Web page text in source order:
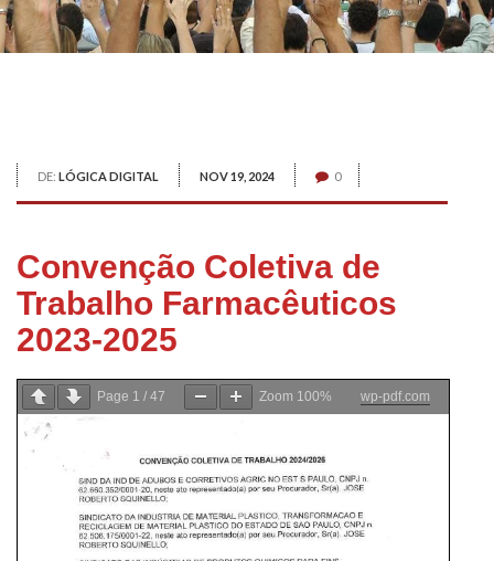
DE: LÓGICA DIGITAL NOV 19, 2024 0
Convenção Coletiva de
Trabalho Farmacêuticos
2023-2025
Page 1 / 47 Zoom 100% wp-pdf.com